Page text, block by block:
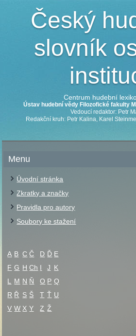
Český
slovník
Centrum hudební
Ústav hudební vědy Filozofické fakulty
Vedoucí redaktor: Petr
Redakční kruh: Petr Kalina, Karel
Menu
Úvodní stránka
Zkratky a značky
Pravidla pro autory
Soubory ke stažení
A B C Č D Ď E
F G H Ch I J K
L
M N Ň O P Q
R Ř S Š T Ť U
V W X Y Z Ž